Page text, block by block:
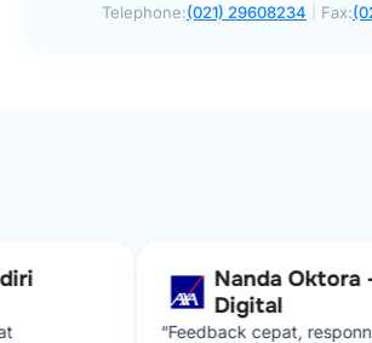
Telephone:(021) 29608234 Fax:
Nanda Oktora –
Digital
“Feedback cepat, responnya